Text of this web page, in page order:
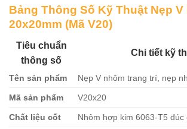
Bảng Thông Số Kỹ Thuật Nẹp V
20x20mm (Mã V20)
Tiêu chuẩn
thông số
Chi tiết kỹ
Tên sản phẩm Nẹp V nhôm trang trí, nẹp
Mã sản phẩm V20x20
Chất liệu cốt Nhôm hợp kim 6063-T5 đúc